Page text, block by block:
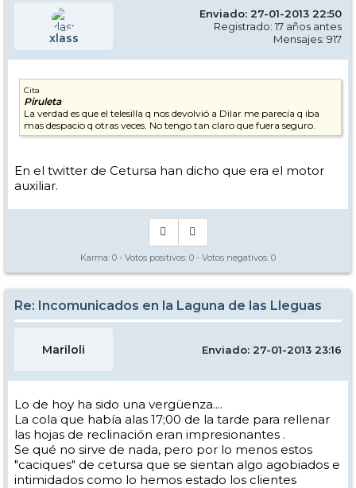
xlass
Enviado: 27-01-2013 22:50
Registrado: 17 años antes
Mensajes: 917
Cita
Piruleta
La verdad es que el telesilla q nos devolvió a Dilar me parecía q iba
mas despacio q otras veces. No tengo tan claro que fuera seguro.
En el twitter de Cetursa han dicho que era el motor
auxiliar.
Karma: 0 - Votos positivos: 0 - Votos negativos: 0
Re: Incomunicados en la Laguna de las Lleguas
Mariloli Enviado: 27-01-2013 23:16
Lo de hoy ha sido una vergüenza....
La cola que había alas 17;00 de la tarde para rellenar
las hojas de reclinación eran impresionantes .
Se qué no sirve de nada, pero por lo menos estos
"caciques" de cetursa que se sientan algo agobiados e
intimidados como lo hemos estado los clientes